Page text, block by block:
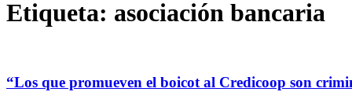
Etiqueta: asociación bancaria
“Los que promueven el boicot al Credicoop son